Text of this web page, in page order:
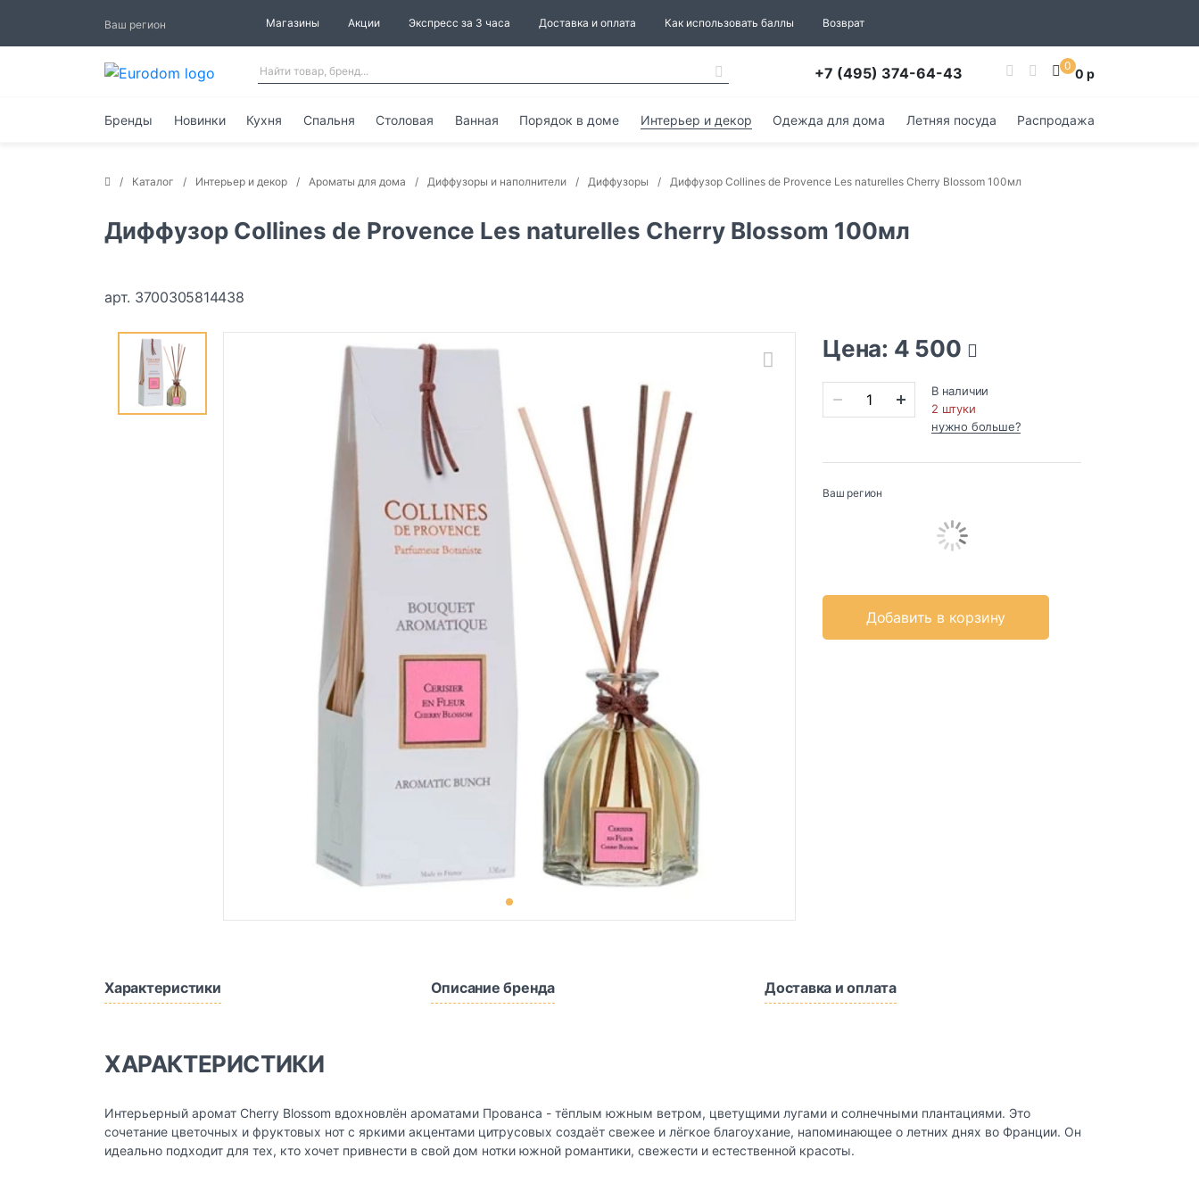
Ваш регион Магазины Акции Экспресс за 3 часа Доставка и оплата Как использовать баллы Возврат
+7 (495) 374-64-43 0 0 р
Бренды Новинки Кухня Спальня Столовая Ванная Порядок в доме Интерьер и декор Одежда для дома Летняя посуда Распродажа
Каталог Интерьер и декор Ароматы для дома Диффузоры и наполнители Диффузоры Диффузор Collines de Provence Les naturelles Cherry Blossom 100мл
Диффузор Collines de Provence Les naturelles Cherry Blossom 100мл
арт. 3700305814438
Цена: 4 500
В наличии
2 штуки
нужно больше?
Ваш регион
Добавить в корзину
Характеристики Описание бренда Доставка и оплата
ХАРАКТЕРИСТИКИ
Интерьерный аромат Cherry Blossom вдохновлён ароматами Прованса - тёплым южным ветром, цветущими лугами и солнечными плантациями. Это
сочетание цветочных и фруктовых нот с яркими акцентами цитрусовых создаёт свежее и лёгкое благоухание, напоминающее о летних днях во Франции. Он
идеально подходит для тех, кто хочет привнести в свой дом нотки южной романтики, свежести и естественной красоты.